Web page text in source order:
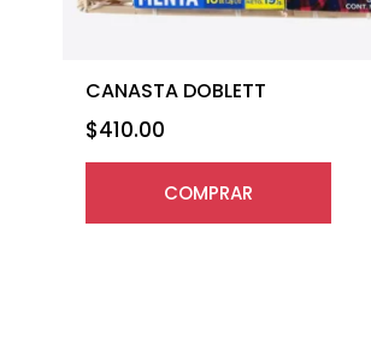
CANASTA DOBLETT
$410.00
COMPRAR